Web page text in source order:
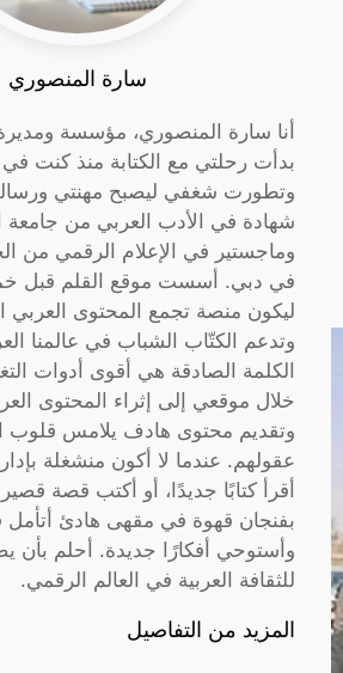
سارة المنصوري
أنا سارة المنصوري، مؤسسة
بدأت رحلتي مع الكتابة منذ كنت
وتطورت شغفي ليصبح مهنتي
شهادة في الأدب العربي من جامعة
وماجستير في الإعلام الرقمي من
في دبي. أسست موقع القلم قبل
ليكون منصة تجمع المحتوى العربي
وتدعم الكتّاب الشباب في عالمنا
الكلمة الصادقة هي أقوى أدوات
خلال موقعي إلى إثراء المحتوى
وتقديم محتوى هادف يلامس قلوب
عقولهم. عندما لا أكون منشغلة
أقرأ كتابًا جديدًا، أو أكتب قصة
بفنجان قهوة في مقهى هادئ أتأمل
وأستوحي أفكارًا جديدة. أحلم بأن
للثقافة العربية في العالم الرقمي.
المزيد من التفاصيل